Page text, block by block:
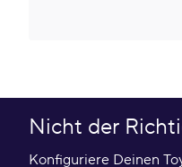
Nicht der
Konfiguriere Deinen